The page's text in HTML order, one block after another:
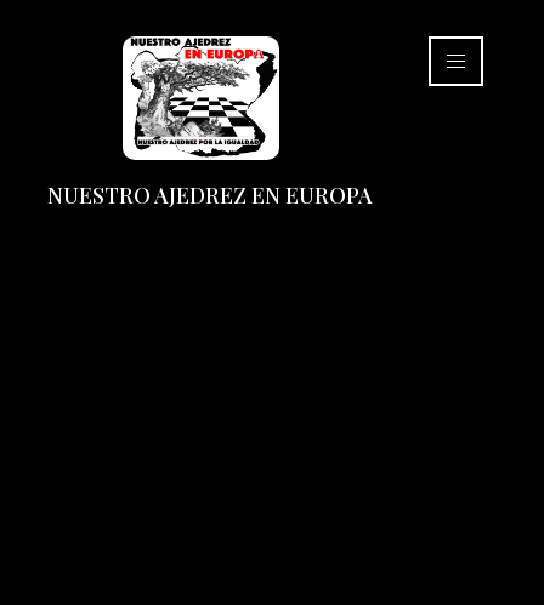
NUESTRO AJEDREZ EN EUROPA